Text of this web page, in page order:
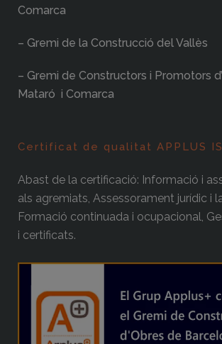
Comarca
– Gremi de la Construcció del Vallès
– Gremi de Constructors i Promotors
Mataró i Comarca
Certificat de qualitat APPLUS
Abast de la certificació: Informació i
als agremiats, Assessorament jurídic i
Formació continuada i ocupacional,
i certificats.